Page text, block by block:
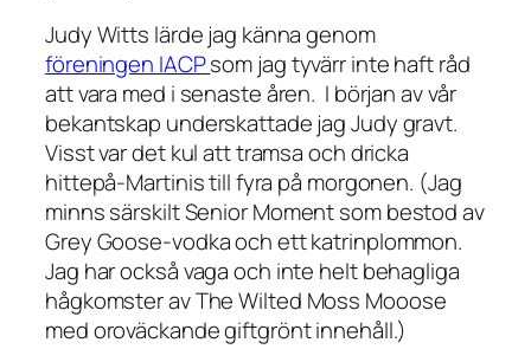
Judy Witts lärde jag känna genom
föreningen IACPsom jag tyvärr inte haft råd
att vara med i senaste åren. I början av vår
bekantskap underskattade jag Judy gravt.
Visst var det kul att tramsa och dricka
hittepå-Martinis till fyra på morgonen. (Jag
minns särskiltSenior Momentsom bestod av
Grey Goose-vodka och ett katrinplommon.
Jag har också vaga och inte helt behagliga
hågkomster avThe Wilted Moss Mooose
med oroväckande giftgrönt innehåll.)